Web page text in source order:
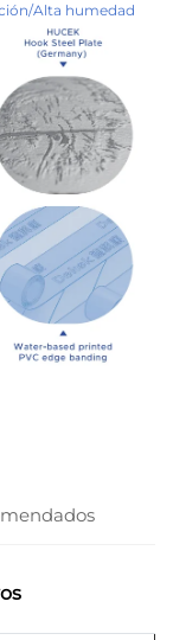
Alta humedad